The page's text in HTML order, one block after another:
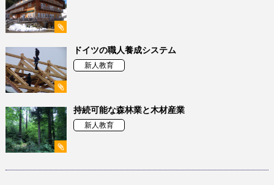
ドイツの職人養成システム
新人教育
持続可能な森林業と木材産業
新人教育